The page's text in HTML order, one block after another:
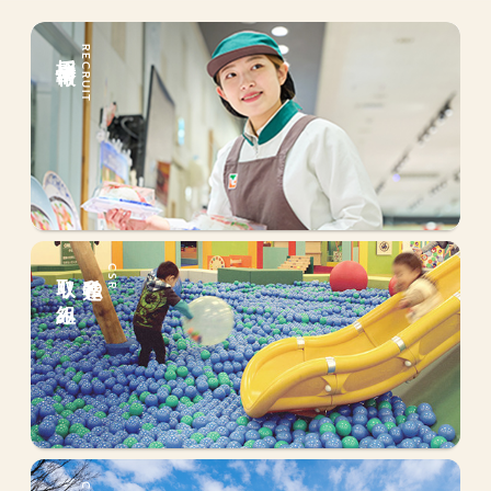
RECRUIT
採用情報
CSR
私達の
取り組み
会社情報